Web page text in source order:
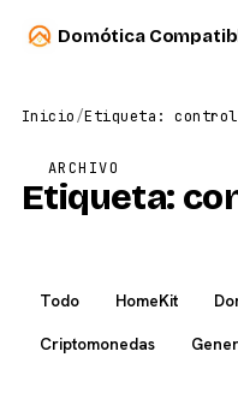
Inicio/Etiqueta:
ARCHIVO
Etiqueta:
Todo HomeKit
Criptomonedas